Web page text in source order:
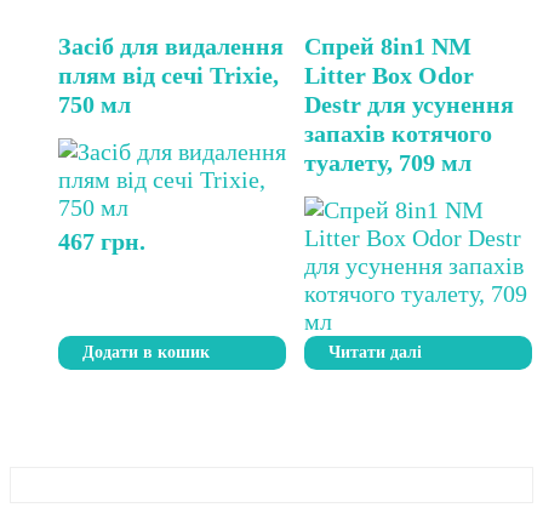
Засіб для видалення
плям від сечі Trixie,
750 мл
467 грн.
Додати в кошик
Спрей 8in1 NM
Litter Box Odor
Destr для усунення
запахів котячого
туалету, 709 мл
Читати далі